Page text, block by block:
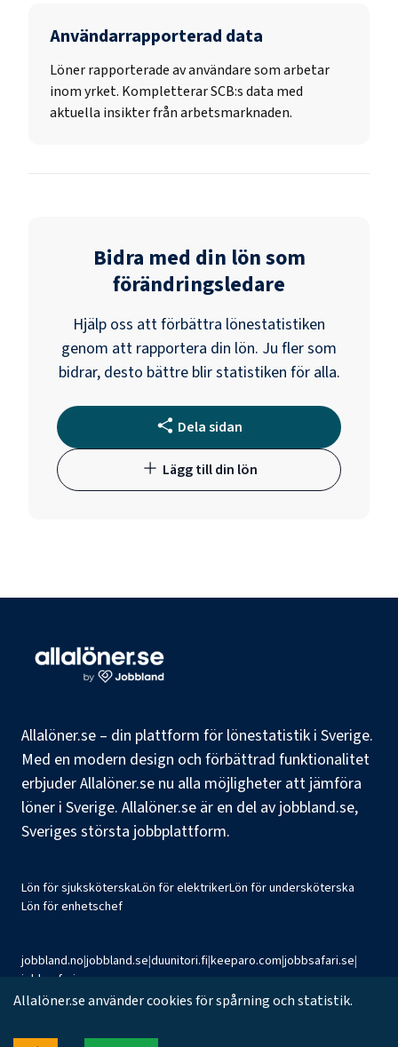
Användarrapporterad data
Löner rapporterade av användare som arbetar
inom yrket. Kompletterar SCB:s data med
aktuella insikter från arbetsmarknaden.
Bidra med din lön som
förändringsledare
Hjälp oss att förbättra lönestatistiken
genom att rapportera din lön. Ju fler som
bidrar, desto bättre blir statistiken för alla.
Dela sidan
Lägg till din lön
Allalöner.se – din plattform för lönestatistik i Sverige.
Med en modern design och förbättrad funktionalitet
erbjuder Allalöner.se nu alla möjligheter att jämföra
löner i Sverige. Allalöner.se är en del av jobbland.se,
Sveriges största jobbplattform.
Lön för sjuksköterskaLön för elektrikerLön för undersköterska
Lön för enhetschef
jobbland.no|jobbland.se|duunitori.fi|keeparo.com|jobbsafari.se|
jobbsafari.no
©2026 Jobbland AB
Allalöner.se använder cookies för spårning och statistik.